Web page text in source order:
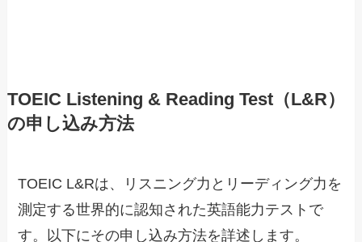
TOEIC Listening & Reading Test（L&R）
の申し込み方法
TOEIC L&Rは、リスニング力とリーディング力を
測定する世界的に認知された英語能力テストで
す。以下にその申し込み方法を詳述します。